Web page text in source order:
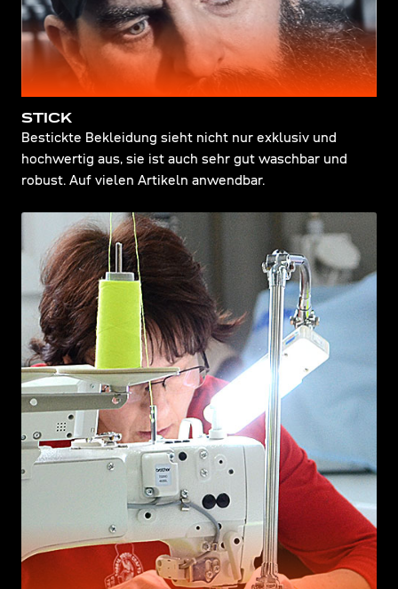
STICK
Bestickte Bekleidung sieht nicht nur exklusiv und
hochwertig aus, sie ist auch sehr gut waschbar und
robust. Auf vielen Artikeln anwendbar.